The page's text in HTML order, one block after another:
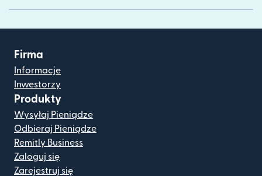
Firma
Informacje
Inwestorzy
Produkty
Wysyłaj Pieniądze
Odbieraj Pieniądze
Remitly Business
Zaloguj się
Zarejestruj się